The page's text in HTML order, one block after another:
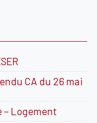
CA du 26 mai
– Logement